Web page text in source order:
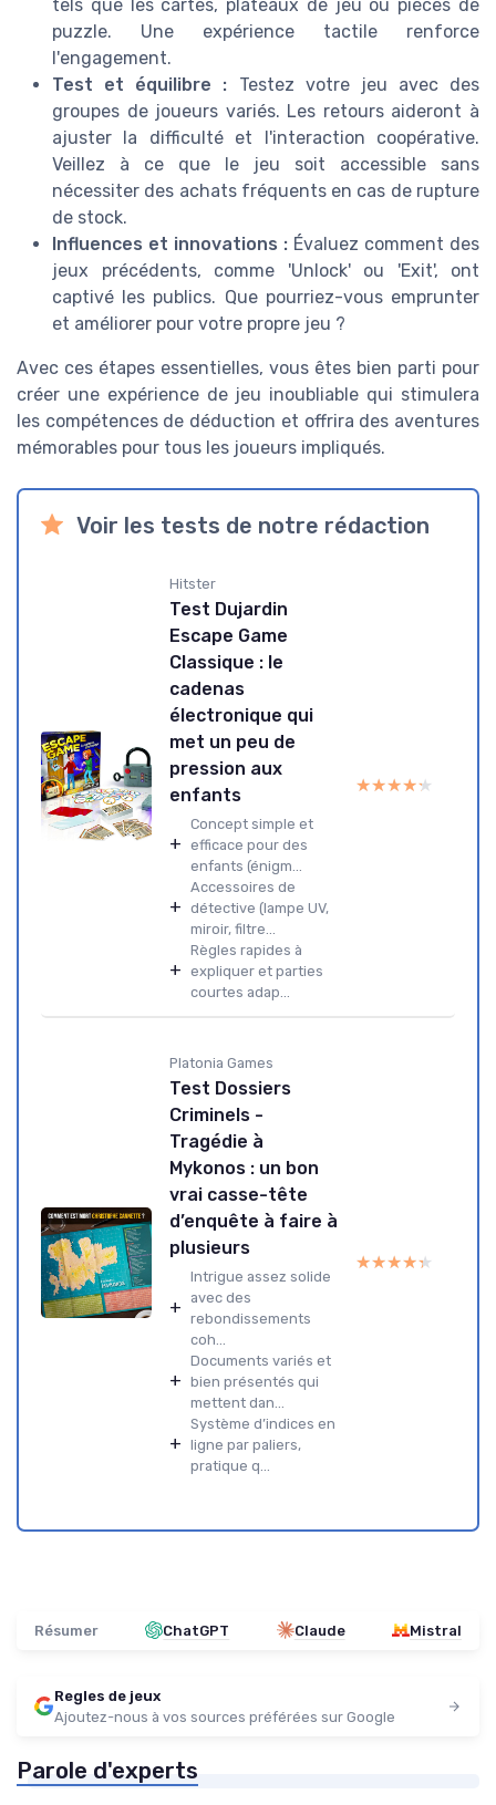
tels que les cartes, plateaux de jeu ou pièces de
puzzle. Une expérience tactile renforce
l'engagement.
Test et équilibre : Testez votre jeu avec des
groupes de joueurs variés. Les retours aideront à
ajuster la difficulté et l'interaction coopérative.
Veillez à ce que le jeu soit accessible sans
nécessiter des achats fréquents en cas de rupture
de stock.
Influences et innovations : Évaluez comment des
jeux précédents, comme 'Unlock' ou 'Exit', ont
captivé les publics. Que pourriez-vous emprunter
et améliorer pour votre propre jeu ?
Avec ces étapes essentielles, vous êtes bien parti pour
créer une expérience de jeu inoubliable qui stimulera
les compétences de déduction et offrira des aventures
mémorables pour tous les joueurs impliqués.
Voir les tests de notre rédaction
Hitster
Test Dujardin
Escape Game
Classique : le
cadenas
électronique qui
met un peu de
pression aux
enfants
+
Concept simple et
efficace pour des
enfants (énigm...
+
Accessoires de
détective (lampe UV,
miroir, filtre...
+
Règles rapides à
expliquer et parties
courtes adap...
★★★★★
★★★★★
Platonia Games
Test Dossiers
Criminels -
Tragédie à
Mykonos : un bon
vrai casse-tête
d’enquête à faire à
plusieurs
+
Intrigue assez solide
avec des
rebondissements
coh...
+
Documents variés et
bien présentés qui
mettent dan...
+
Système d’indices en
ligne par paliers,
pratique q...
★★★★★
★★★★★
Résumer ChatGPT Claude Mistral
Regles de jeux
Ajoutez-nous à vos sources préférées sur Google
Parole d'experts